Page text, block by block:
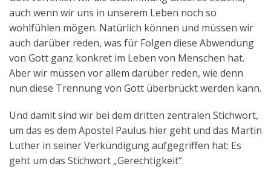
auch wenn wir uns in unserem Leben noch so
wohlfühlen mögen. Natürlich können und müssen wir
auch darüber reden, was für Folgen diese Abwendung
von Gott ganz konkret im Leben von Menschen hat.
Aber wir müssen vor allem darüber reden, wie denn
nun diese Trennung von Gott überbrückt werden kann.
Und damit sind wir bei dem dritten zentralen Stichwort,
um das es dem Apostel Paulus hier geht und das Martin
Luther in seiner Verkündigung aufgegriffen hat: Es
geht um das Stichwort „Gerechtigkeit“.